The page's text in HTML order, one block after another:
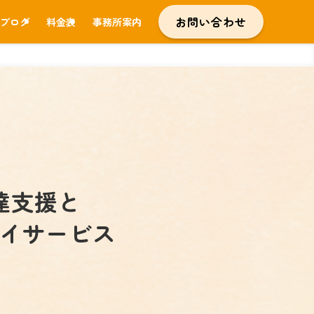
ログ 料金表 事務所案内 お問い合わせ
支援と
サービス